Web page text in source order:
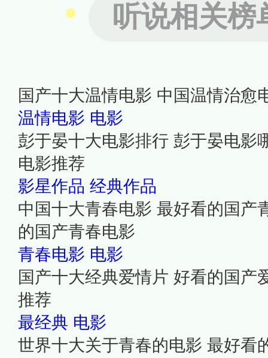
听说相关榜
国产十大温情电影 中国温情治愈
温情电影 电影
彭于晏十大电影排行 彭于晏电影
电影推荐
影星作品 经典作品
中国十大青春电影 最好看的国产
的国产青春电影
青春电影 电影
国产十大经典爱情片 好看的国产
推荐
最经典 电影
世界十大关于青春的电影 最好看